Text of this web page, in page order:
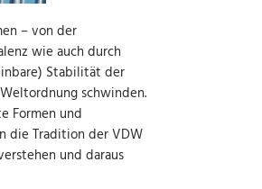
– von der
wie auch durch
Stabilität der
schwinden.
Formen und
die Tradition der VDW
und daraus